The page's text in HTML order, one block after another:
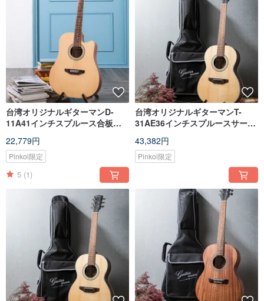
台湾オリジナルギターマンD-
11A41インチスプルース合板手
22,779円
Pinkoi限定
5 (1)
台湾オリジナルギターマンT-
31AE36インチスプルースサーフ
ベルエレクトリック木製ギター
ピックアップバージョン
43,382円
Pinkoi限定